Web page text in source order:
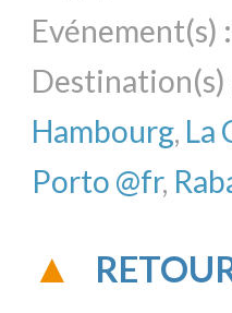
Evénement(s) :
Destination(s)
Hambourg, La
Porto @fr,